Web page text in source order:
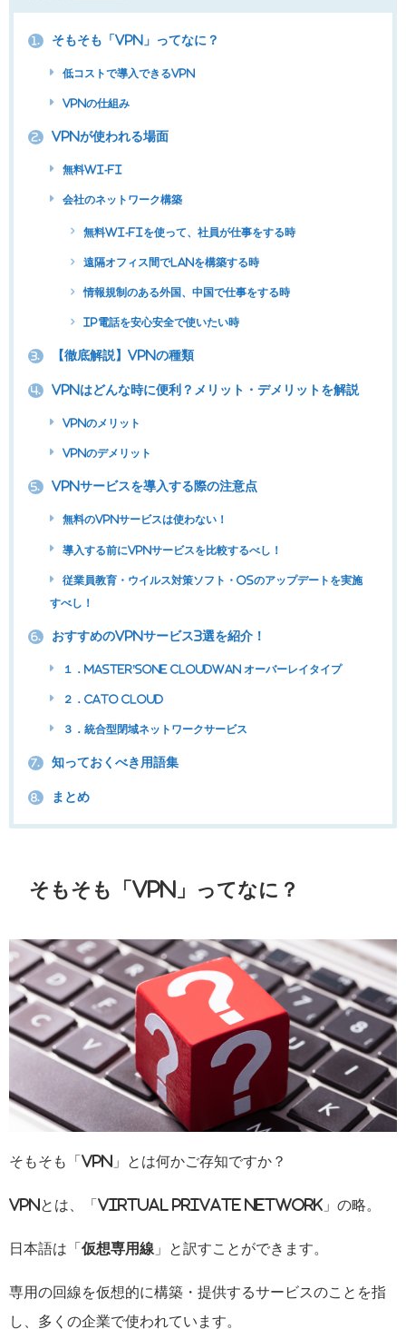
1. そもそも「VPN」ってなに？
低コストで導入できるVPN
VPNの仕組み
2. VPNが使われる場面
無料Wi-Fi
会社のネットワーク構築
無料Wi-Fiを使って、社員が仕事をする時
遠隔オフィス間でLANを構築する時
情報規制のある外国、中国で仕事をする時
IP電話を安心安全で使いたい時
3. 【徹底解説】VPNの種類
4. VPNはどんな時に便利？メリット・デメリットを解説
VPNのメリット
VPNのデメリット
5. VPNサービスを導入する際の注意点
無料のVPNサービスは使わない！
導入する前にVPNサービスを比較するべし！
従業員教育・ウイルス対策ソフト・OSのアップデートを実施
すべし！
6. おすすめのVPNサービス3選を紹介！
１．Master’sONE CloudWAN オーバーレイタイプ
２．Cato Cloud
３．統合型閉域ネットワークサービス
7. 知っておくべき用語集
8. まとめ
そもそも「VPN」ってなに？
そもそも「VPN」とは何かご存知ですか？
VPNとは、「Virtual Private Network」の略。
日本語は「 仮想専用線 」と訳すことができます。
専用の回線を仮想的に構築・提供するサービスのことを指
し、多くの企業で使われています。